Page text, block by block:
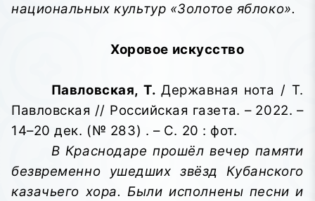
национальных культур «Золотое яблоко».
Хоровое искусство
Павловская, Т.Державная нота / Т.
Павловская // Российская газета. – 2022. –
14–20 дек. (№ 283) . – С. 20 : фот.
В Краснодаре прошёл вечер памяти
безвременно ушедших звёзд Кубанского
казачьего хора. Были исполнены песни и